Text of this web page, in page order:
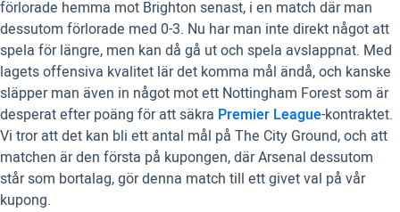
förlorade hemma mot Brighton senast, i en match där man
dessutom förlorade med 0-3. Nu har man inte direkt något att
spela för längre, men kan då gå ut och spela avslappnat. Med
lagets offensiva kvalitet lär det komma mål ändå, och kanske
släpper man även in något mot ett Nottingham Forest som är
desperat efter poäng för att säkra Premier League-kontraktet.
Vi tror att det kan bli ett antal mål på The City Ground, och att
matchen är den första på kupongen, där Arsenal dessutom
står som bortalag, gör denna match till ett givet val på vår
kupong.